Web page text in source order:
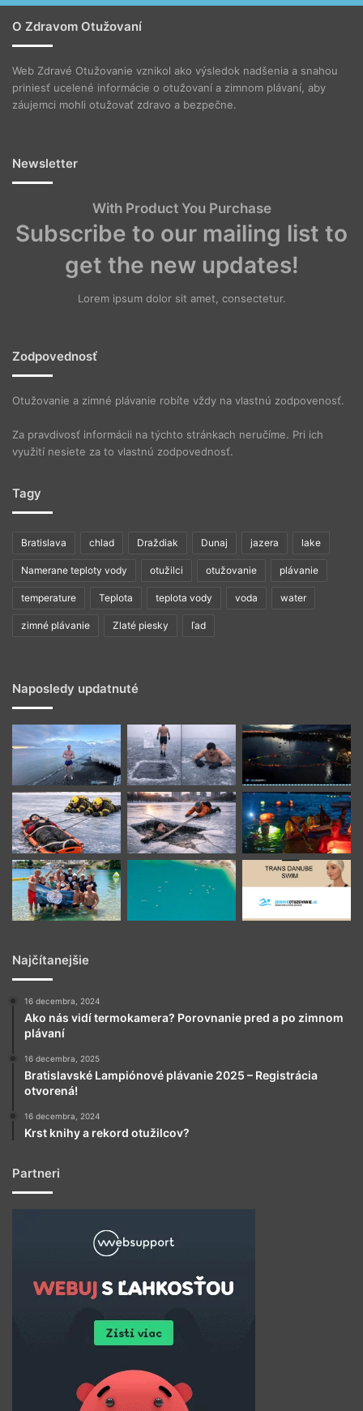
O Zdravom Otužovaní
Web Zdravé Otužovanie vznikol ako výsledok nadšenia a snahou
priniesť ucelené informácie o otužovaní a zimnom plávaní, aby
záujemci mohli otužovať zdravo a bezpečne.
Newsletter
With Product You Purchase
Subscribe to our mailing list to
get the new updates!
Lorem ipsum dolor sit amet, consectetur.
Zodpovednosť
Otužovanie a zimné plávanie robíte vždy na vlastnú zodpovenosť.
Za pravdivosť informácii na týchto stránkach neručíme. Pri ich
využití nesiete za to vlastnú zodpovednosť.
Tagy
Bratislava chlad Draždiak Dunaj jazera lake
Namerane teploty vody otužilci otužovanie plávanie
temperature Teplota teplota vody voda water
zimné plávanie Zlaté piesky ľad
Naposledy updatnuté
Najčítanejšie
16 decembra, 2024
Ako nás vidí termokamera? Porovnanie pred a po zimnom
plávaní
16 decembra, 2025
Bratislavské Lampiónové plávanie 2025 – Registrácia
otvorená!
16 decembra, 2024
Krst knihy a rekord otužilcov?
Partneri